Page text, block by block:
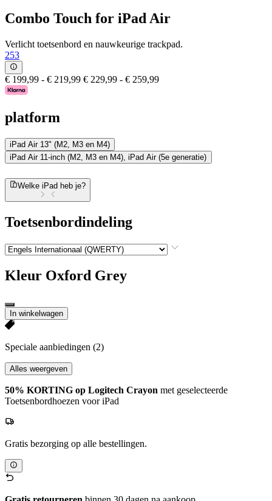
Combo Touch for iPad Air
Verlicht toetsenbord en nauwkeurige trackpad.
253
€ 199,99 - € 219,99 € 229,99 - € 259,99
platform
iPad Air 13" (M2, M3 en M4)
iPad Air 11-inch (M2, M3 en M4), iPad Air (5e generatie)
Welke iPad heb je?
Toetsenbordindeling
Kleur Oxford Grey
In winkelwagen
Speciale aanbiedingen (2)
Alles weergeven
50% KORTING op Logitech Crayon met geselecteerde
Toetsenbordhoezen voor iPad
Gratis bezorging op alle bestellingen.